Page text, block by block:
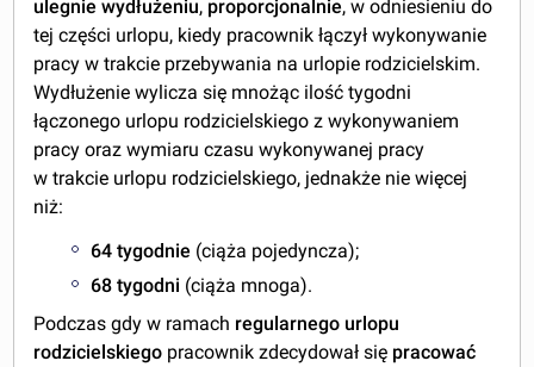
ulegnie wydłużeniu, proporcjonalnie, w odniesieniu do
tej części urlopu, kiedy pracownik łączył wykonywanie
pracy w trakcie przebywania na urlopie rodzicielskim.
Wydłużenie wylicza się mnożąc ilość tygodni
łączonego urlopu rodzicielskiego z wykonywaniem
pracy oraz wymiaru czasu wykonywanej pracy
w trakcie urlopu rodzicielskiego, jednakże nie więcej
niż:
64 tygodnie (ciąża pojedyncza);
68 tygodni (ciąża mnoga).
Podczas gdy w ramach regularnego urlopu
rodzicielskiego pracownik zdecydował się pracować